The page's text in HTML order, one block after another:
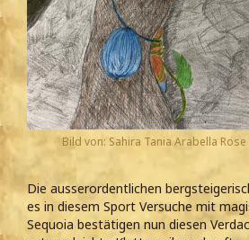
Bild von: Sahira Tania Arabella Rose
Die ausserordentlichen
es in diesem Sport Versuche mit
Sequoia bestätigen nun diesen